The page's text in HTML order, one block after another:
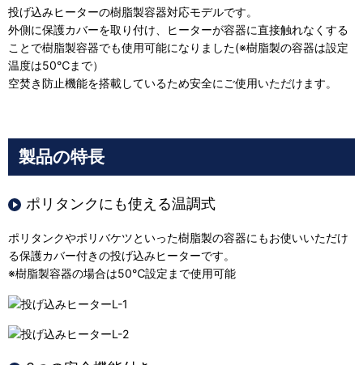
投げ込みヒーターの樹脂製容器対応モデルです。
外側に保護カバーを取り付け、ヒーターが容器に直接触れなくする
ことで樹脂製容器でも使用可能になりました(※樹脂製の容器は設定
温度は50℃まで）
空焚き防止機能を搭載しているため安全にご使用いただけます。
製品の特長
ポリタンクにも使える温調式
ポリタンクやポリバケツといった樹脂製の容器にもお使いいただけ
る保護カバー付きの投げ込みヒーターです。
※樹脂製容器の場合は50℃設定まで使用可能